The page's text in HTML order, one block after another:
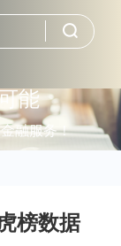
能
融服务！
榜数据